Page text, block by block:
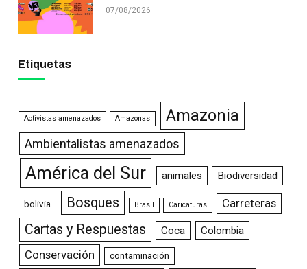
07/08/2026
Etiquetas
Activistas amenazados Amazonas Amazonia
Ambientalistas amenazados
América del Sur animales Biodiversidad
bolivia Bosques Brasil Caricaturas Carreteras
Cartas y Respuestas Coca Colombia
Conservación contaminación